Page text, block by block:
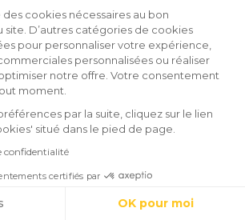
de la EdTech et de
des cookies nécessaires au bon
D’autres catégories de cookies
pour personnaliser votre expérience,
personnalisées ou réaliser
notre offre. Votre consentement
moment.
par la suite, cliquez sur le lien
situé dans le pied de page.
confidentialité
certifiés par
OK pour moi